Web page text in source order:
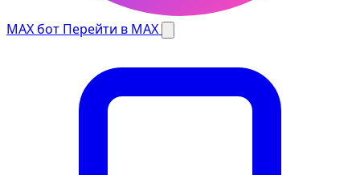
MAX бот Перейти в MAX